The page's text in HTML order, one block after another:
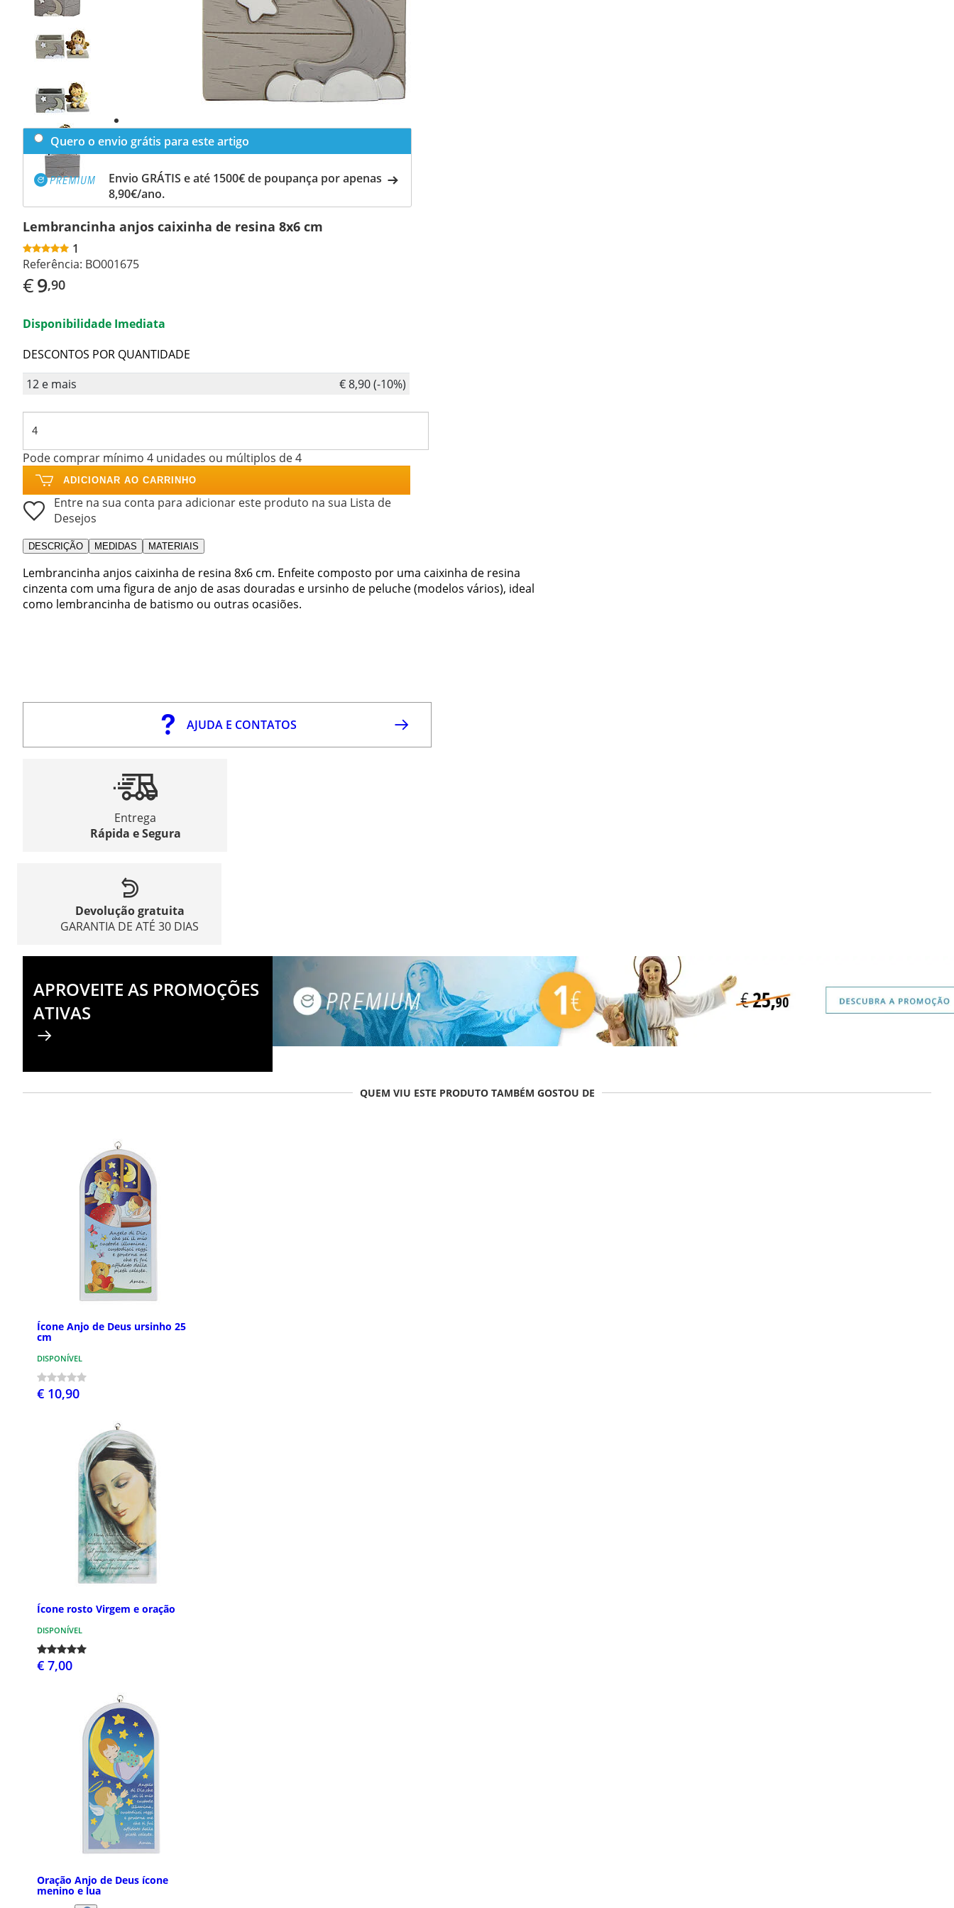
Previous
Next
slide
Quero o envio grátis para este artigo
Envio GRÁTIS e até 1500€ de poupança por apenas
8,90€/ano.
Lembrancinha anjos caixinha de resina 8x6 cm
1
Referência: BO001675
€9,90
Disponibilidade Imediata
DESCONTOS POR QUANTIDADE
12 e mais
€ 8,90 (-10%)
Pode comprar mínimo 4 unidades ou múltiplos de 4
ADICIONAR AO CARRINHO
Entre na sua conta para adicionar este produto na sua Lista de
Desejos
DESCRIÇÃO MEDIDAS MATERIAIS
Lembrancinha anjos caixinha de resina 8x6 cm. Enfeite composto por uma caixinha de resina
cinzenta com uma figura de anjo de asas douradas e ursinho de peluche (modelos vários), ideal
como lembrancinha de batismo ou outras ocasiões.
AJUDA E CONTATOS
Entrega
Rápida e Segura
Devolução gratuita
GARANTIA DE ATÉ 30 DIAS
APROVEITE AS PROMOÇÕES
ATIVAS
QUEM VIU ESTE PRODUTO TAMBÉM GOSTOU DE
Ícone Anjo de Deus ursinho 25
cm
DISPONÍVEL
€ 10,90
Ícone rosto Virgem e oração
DISPONÍVEL
€ 7,00
Oração Anjo de Deus ícone
menino e lua